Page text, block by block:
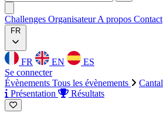
Challenges OrganisateurA propos Contact
FR
FR EN
ES
Se connecter
Évènements Tous les évènements Cantal
Présentation
Résultats